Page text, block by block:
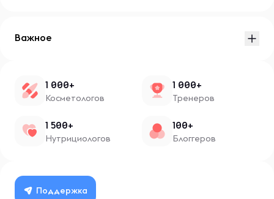
Важное
1 000+
Косметологов
1 000+
Тренеров
1 500+
Нутрициологов
100+
Блоггеров
Поддержка